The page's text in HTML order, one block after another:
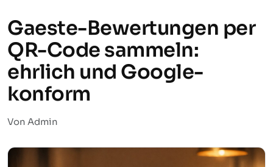
Gaeste-Bewertungen per
QR-Code sammeln:
ehrlich und Google-
konform
Von Admin